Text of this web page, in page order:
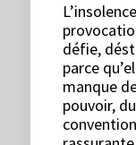
défie,
parce
manque
pouvoir,